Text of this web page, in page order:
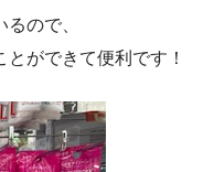
ので、
ができて便利です！